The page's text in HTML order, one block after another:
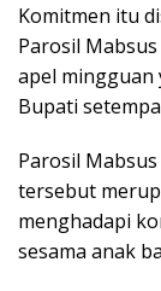
Komitmen itu
Parosil
apel mingguan
Bupati
Parosil
tersebut
menghadapi
sesama anak